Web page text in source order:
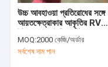
মান নিয়ন্ত্রণ
আমাদের সাথে যোগাযোগ করুন
উচ্চ আবহাওয়া প্রতিরোধের সঙ্গে
আয়তক্ষেত্রাকার আকৃতির RV
পুরু
MOQ:2000 কেজি/অর্ডার
সর্বশেষ দাম পান